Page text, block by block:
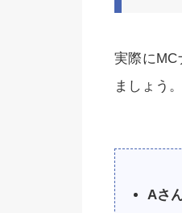
実際にMC
ましょう。
Aさ